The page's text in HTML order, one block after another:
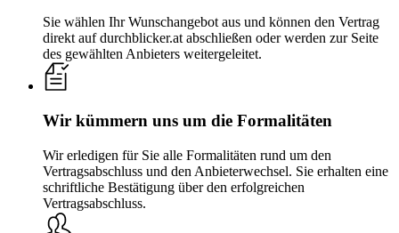
Sie wählen Ihr Wunschangebot aus und können den Vertrag
direkt auf durchblicker.at abschließen oder werden zur Seite
des gewählten Anbieters weitergeleitet.
Wir kümmern uns um die Formalitäten
Wir erledigen für Sie alle Formalitäten rund um den
Vertragsabschluss und den Anbieterwechsel. Sie erhalten eine
schriftliche Bestätigung über den erfolgreichen
Vertragsabschluss.